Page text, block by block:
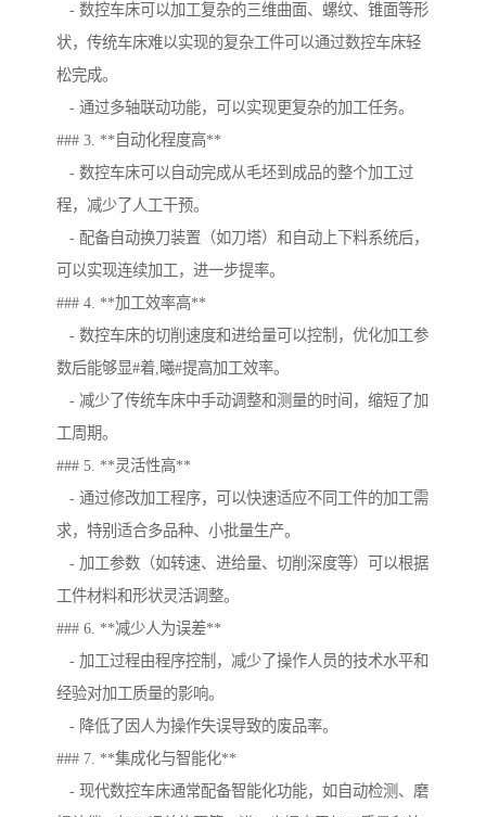
- 数控车床可以加工复杂的三维曲面、螺纹、锥面等形
状，传统车床难以实现的复杂工件可以通过数控车床轻
松完成。
- 通过多轴联动功能，可以实现更复杂的加工任务。
### 3. **自动化程度高**
- 数控车床可以自动完成从毛坯到成品的整个加工过
程，减少了人工干预。
- 配备自动换刀装置（如刀塔）和自动上下料系统后，
可以实现连续加工，进一步提率。
### 4. **加工效率高**
- 数控车床的切削速度和进给量可以控制，优化加工参
数后能够显#着,曦#提高加工效率。
- 减少了传统车床中手动调整和测量的时间，缩短了加
工周期。
### 5. **灵活性高**
- 通过修改加工程序，可以快速适应不同工件的加工需
求，特别适合多品种、小批量生产。
- 加工参数（如转速、进给量、切削深度等）可以根据
工件材料和形状灵活调整。
### 6. **减少人为误差**
- 加工过程由程序控制，减少了操作人员的技术水平和
经验对加工质量的影响。
- 降低了因人为操作失误导致的废品率。
### 7. **集成化与智能化**
- 现代数控车床通常配备智能化功能，如自动检测、磨